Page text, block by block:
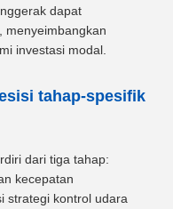
dapat
menyeimbangkan
investasi modal.
tahap-spesifik
dari tiga tahap:
kecepatan
strategi kontrol udara